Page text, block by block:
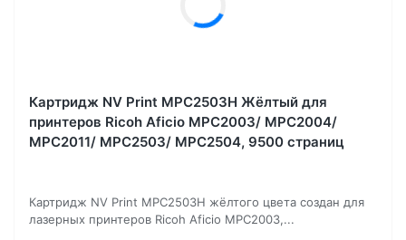
Картридж NV Print MPC2503H Жёлтый для
принтеров Ricoh Aficio MPC2003/ MPC2004/
MPC2011/ MPC2503/ MPC2504, 9500 страниц
Картридж NV Print MPC2503H жёлтого цвета создан для
лазерных принтеров Ricoh Aficio MPC2003,...